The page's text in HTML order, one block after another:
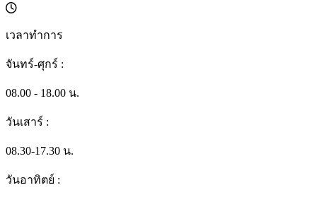
เวลาทำการ
จันทร์-ศุกร์ :
08.00 - 18.00 น.
วันเสาร์ :
08.30-17.30 น.
วันอาทิตย์ :